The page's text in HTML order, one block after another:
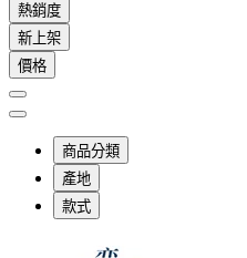
熱銷度
新上架
價格
商品分類
產地
款式